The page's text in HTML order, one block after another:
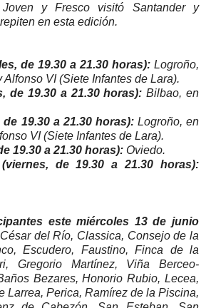
Joven y Fresco visitó Santander y
en esta edición.
de 19.30 a 21.30 horas): Logroño,
VI (Siete Infantes de Lara).
de 19.30 a 21.30 horas): Bilbao, en
19.30 a 21.30 horas):Logroño, en
VI (Siete Infantes de Lara).
19.30 a 21.30 horas): Oviedo.
de 19.30 a 21.30 horas):
este miércoles 13 de junio
César del Río, Classica, Consejo de la
Escudero, Faustino, Finca de la
Gregorio Martínez, Viña Berceo-
Bezares, Honorio Rubio, Lecea,
Larrea, Perica, Ramírez de la Piscina,